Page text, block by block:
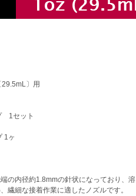
〕用
1セット
1ヶ
の内径約1.8mmの針状になっており、溶
細な接着作業に適したノズルです。